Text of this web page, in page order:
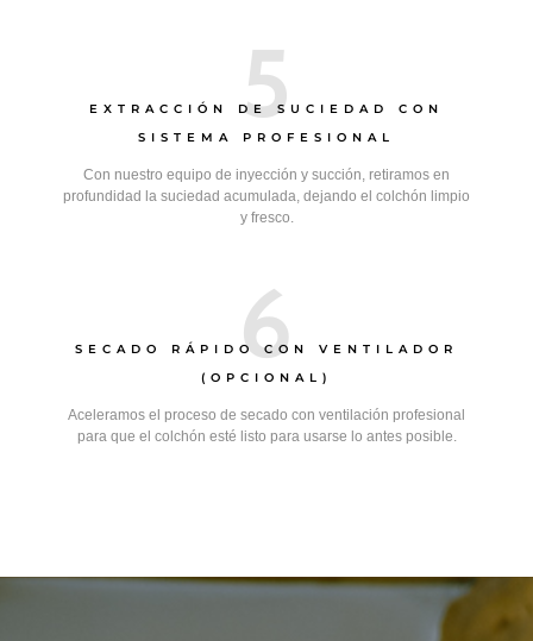
5
EXTRACCIÓN DE SUCIEDAD CON
SISTEMA PROFESIONAL
Con nuestro equipo de inyección y succión, retiramos en
profundidad la suciedad acumulada, dejando el colchón limpio
y fresco.
6
SECADO RÁPIDO CON VENTILADOR
(OPCIONAL)
Aceleramos el proceso de secado con ventilación profesional
para que el colchón esté listo para usarse lo antes posible.